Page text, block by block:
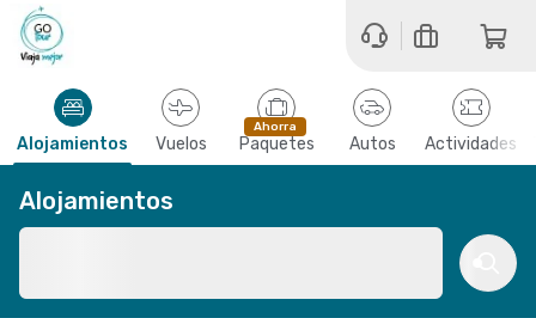
Alojamientos Vuelos
Ahorra
Paquetes Autos Actividades
Alojamientos